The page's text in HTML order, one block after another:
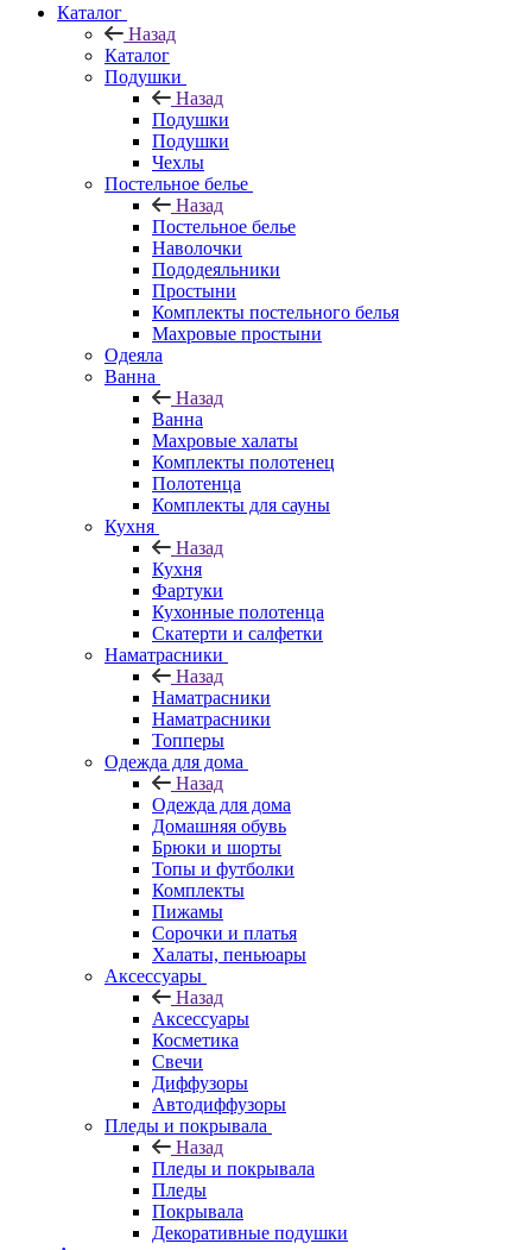
Каталог
Назад
Каталог
Подушки
Назад
Подушки
Подушки
Чехлы
Постельное белье
Назад
Постельное белье
Наволочки
Пододеяльники
Простыни
Комплекты постельного белья
Махровые простыни
Одеяла
Ванна
Назад
Ванна
Махровые халаты
Комплекты полотенец
Полотенца
Комплекты для сауны
Кухня
Назад
Кухня
Фартуки
Кухонные полотенца
Скатерти и салфетки
Наматрасники
Назад
Наматрасники
Наматрасники
Топперы
Одежда для дома
Назад
Одежда для дома
Домашняя обувь
Брюки и шорты
Топы и футболки
Комплекты
Пижамы
Сорочки и платья
Халаты, пеньюары
Аксессуары
Назад
Аксессуары
Косметика
Свечи
Диффузоры
Автодиффузоры
Пледы и покрывала
Назад
Пледы и покрывала
Пледы
Покрывала
Декоративные подушки